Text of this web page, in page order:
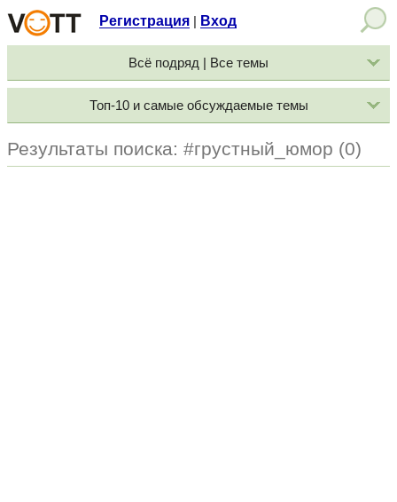
Регистрация Вход
Всё подряд | Все темы
Топ-10 и самые обсуждаемые темы
Результаты поиска: #грустный_юмор (0)